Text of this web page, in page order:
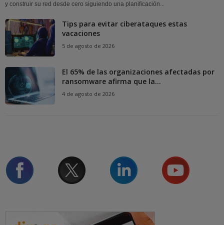
y construir su red desde cero siguiendo una planificación...
Tips para evitar ciberataques estas
vacaciones
5 de agosto de 2026
El 65% de las organizaciones afectadas por
ransomware afirma que la...
4 de agosto de 2026